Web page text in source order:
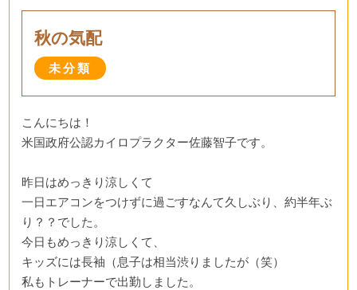
秋の気配
未分類
こんにちは！
米国政府公認カイロプラクター佐藤智子です。
昨日はめっきり涼しくて
一日エアコンをつけずに過ごすなんて久しぶり、約半年ぶ
り？？でした。
今日もめっきり涼しくて、
キッズには長袖（息子は相当渋りましたが（笑）
私もトレーナーで出勤しました。